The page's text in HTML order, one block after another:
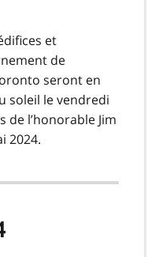
et
de
seront en
soleil le vendredi
de l’honorable Jim
2024.